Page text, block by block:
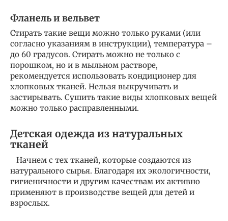
Фланель и вельвет
Стирать такие вещи можно только руками (или
согласно указаниям в инструкции), температура –
до 60 градусов. Стирать можно не только с
порошком, но и в мыльном растворе,
рекомендуется использовать кондиционер для
хлопковых тканей. Нельзя выкручивать и
застирывать. Сушить такие виды хлопковых вещей
можно только расправленными.
Детская одежда из натуральных
тканей
Начнем с тех тканей, которые создаются из
натурального сырья. Благодаря их экологичности,
гигиеничности и другим качествам их активно
применяют в производстве вещей для детей и
взрослых.